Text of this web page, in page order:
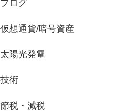
ブログ
仮想通貨/暗号資産
太陽光発電
技術
節税・減税